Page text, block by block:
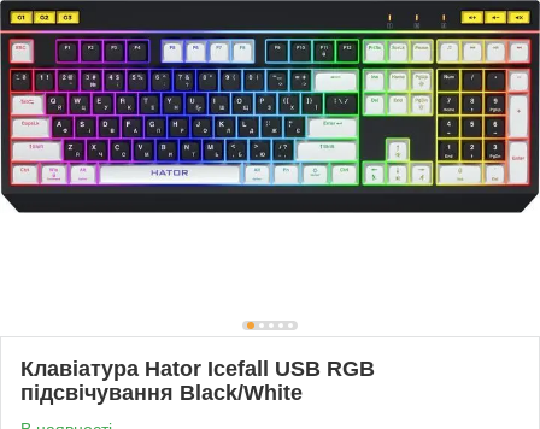
Клавіатура Hator Icefall USB RGB
підсвічування Black/White